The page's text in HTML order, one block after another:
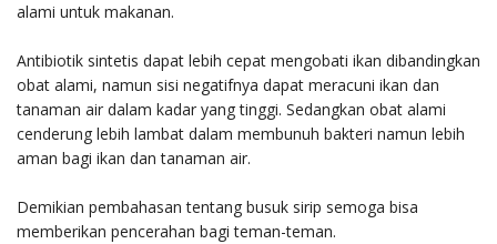
alami untuk makanan.
Antibiotik sintetis dapat lebih cepat mengobati ikan dibandingkan
obat alami, namun sisi negatifnya dapat meracuni ikan dan
tanaman air dalam kadar yang tinggi. Sedangkan obat alami
cenderung lebih lambat dalam membunuh bakteri namun lebih
aman bagi ikan dan tanaman air.
Demikian pembahasan tentang busuk sirip semoga bisa
memberikan pencerahan bagi teman-teman.